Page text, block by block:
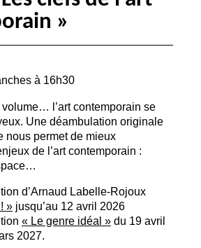
»
à 16h30
l’art contemporain se
Une déambulation originale
permet de mieux
de l’art contemporain :
d’Arnaud Labelle-Rojoux
! » jusqu’au 12 avril 2026
« Le genre idéal » du 19 avril
2027.